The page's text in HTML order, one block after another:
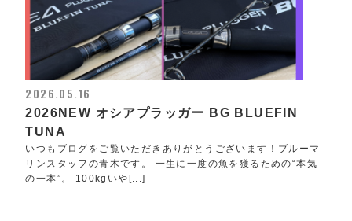
2026.05.16
2026NEW オシアプラッガー BG BLUEFIN
TUNA
いつもブログをご覧いただきありがとうございます！ブルーマ
リンスタッフの青木です。 一生に一度の魚を獲るための“本気
の一本”。 100kgいや[...]